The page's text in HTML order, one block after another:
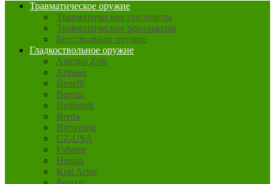
Травматическое оружие
Травматические пистолеты
Травматические револьверы
Бесствольное оружие
Гладкоствольное оружие
Antonio Zoli
Armsan
Benelli
Beretta
Bettinsoli
Breda
Browning
CZ-USA
Fabarm
Hatsan
Kral Arms